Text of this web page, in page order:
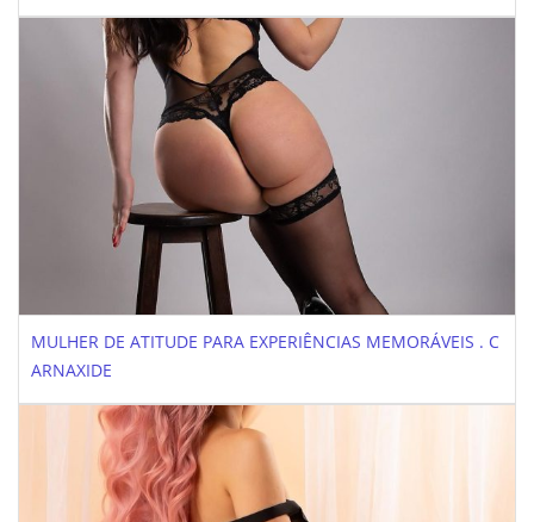
MULHER DE ATITUDE PARA EXPERIÊNCIAS MEMORÁVEIS . C
ARNAXIDE